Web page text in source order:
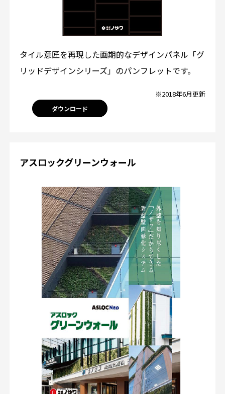
タイル意匠を再現した画期的なデザインパネル「グ
リッドデザインシリーズ」のパンフレットです。
※2018年6月更新
ダウンロード
アスロックグリーンウォール